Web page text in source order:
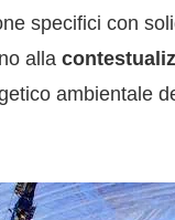
specifici con
alla
ambientale